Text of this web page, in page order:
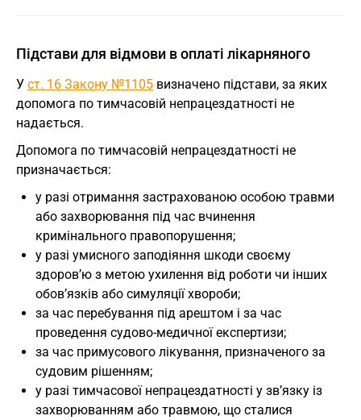
Підстави для відмови в оплаті лікарняного
У ст. 16 Закону №1105 визначено підстави, за яких
допомога по тимчасовій непрацездатності не
надається.
Допомога по тимчасовій непрацездатності не
призначається:
у разі отримання застрахованою особою травми
або захворювання під час вчинення
кримінального правопорушення;
у разі умисного заподіяння шкоди своєму
здоров’ю з метою ухилення від роботи чи інших
обов’язків або симуляції хвороби;
за час перебування під арештом і за час
проведення судово-медичної експертизи;
за час примусового лікування, призначеного за
судовим рішенням;
у разі тимчасової непрацездатності у зв’язку із
захворюванням або травмою, що сталися